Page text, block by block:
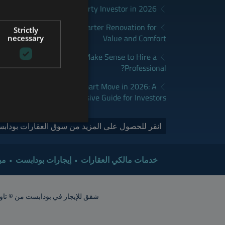
District Fits Which Property Investor in 2026?
How to Plan a Smarter Renovation for
Value and Comfort
When Does It Make Sense to Hire a
Professional?
Real Estate is a Smart Move in 2026: A
Comprehensive Guide for Investors
انقر للحصول على المزيد من سوق العقارات
خدمات مالكي العقارات إيجارات بودابست
شقق للإيجار في بودابست من © تاور إنترناشيونال 2015. جميع الحقوق محفوظة. أشعار الشقق تقريبية. ينبغي
FRENCH
SPANISH
Strictly
necessary